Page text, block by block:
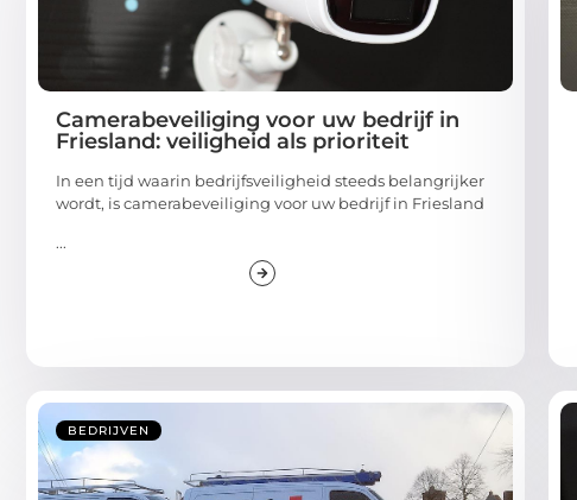
Camerabeveiliging voor uw bedrijf in
Friesland: veiligheid als prioriteit
In een tijd waarin bedrijfsveiligheid steeds belangrijker
wordt, is camerabeveiliging voor uw bedrijf in Friesland
...
BEDRIJVEN